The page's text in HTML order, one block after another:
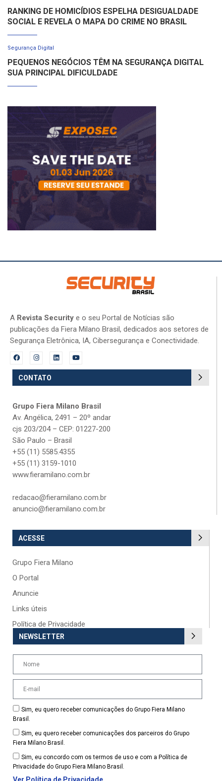
RANKING DE HOMICÍDIOS ESPELHA DESIGUALDADE
SOCIAL E REVELA O MAPA DO CRIME NO BRASIL
Segurança Digital
PEQUENOS NEGÓCIOS TÊM NA SEGURANÇA DIGITAL
SUA PRINCIPAL DIFICULDADE
A Revista Security e o seu Portal de Notícias são
publicações da Fiera Milano Brasil, dedicados aos setores de
Segurança Eletrônica, IA, Cibersegurança e Conectividade.
CONTATO
Grupo Fiera Milano Brasil
Av. Angélica, 2491 – 20º andar
cjs 203/204 – CEP: 01227-200
São Paulo – Brasil
+55 (11) 5585.4355
+55 (11) 3159-1010
www.fieramilano.com.br
redacao@fieramilano.com.br
anuncio@fieramilano.com.br
ACESSE
Grupo Fiera Milano
O Portal
Anuncie
Links úteis
Política de Privacidade
NEWSLETTER
Sim, eu quero receber comunicações do Grupo Fiera Milano
Brasil.
Sim, eu quero receber comunicações dos parceiros do Grupo
Fiera Milano Brasil.
Sim, eu concordo com os termos de uso e com a Política de
Privacidade do Grupo Fiera Milano Brasil.
Ver Política de Privacidade